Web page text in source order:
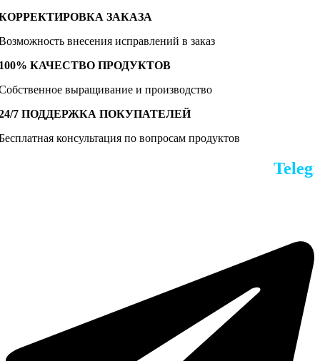
ЗАКАЗА
внесения исправлений в заказ
КАЧЕСТВО ПРОДУКТОВ
выращивание и производство
7 ПОДДЕРЖКА ПОКУПАТЕЛЕЙ
консультация по вопросам продуктов
Telegram